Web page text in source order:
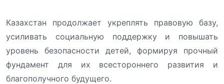
Казахстан продолжает укреплять правовую базу,
усиливать социальную поддержку и повышать
уровень безопасности детей, формируя прочный
фундамент для их всестороннего развития и
благополучного будущего.